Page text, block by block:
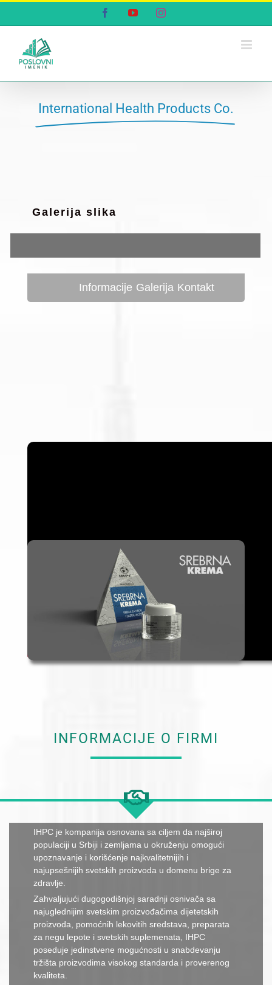
FacebookYouTubeInstagram
International Health Products Co.
Galerija slika
Informacije Galerija Kontakt
INFORMACIJE O FIRMI
IHPC je kompanija osnovana sa ciljem da najširoj
populaciji u Srbiji i zemljama u okruženju omogući
upoznavanje i korišćenje najkvalitetnijih i
najupsešnijih svetskih proizvoda u domenu brige za
zdravlje.
Zahvaljujući dugogodišnjoj saradnji osnivača sa
najuglednijim svetskim proizvođačima dijetetskih
proizvoda, pomoćnih lekovitih sredstava, preparata
za negu lepote i svetskih suplemenata, IHPC
poseduje jedinstvene mogućnosti u snabdevanju
tržišta proizvodima visokog standarda i proverenog
kvaliteta.